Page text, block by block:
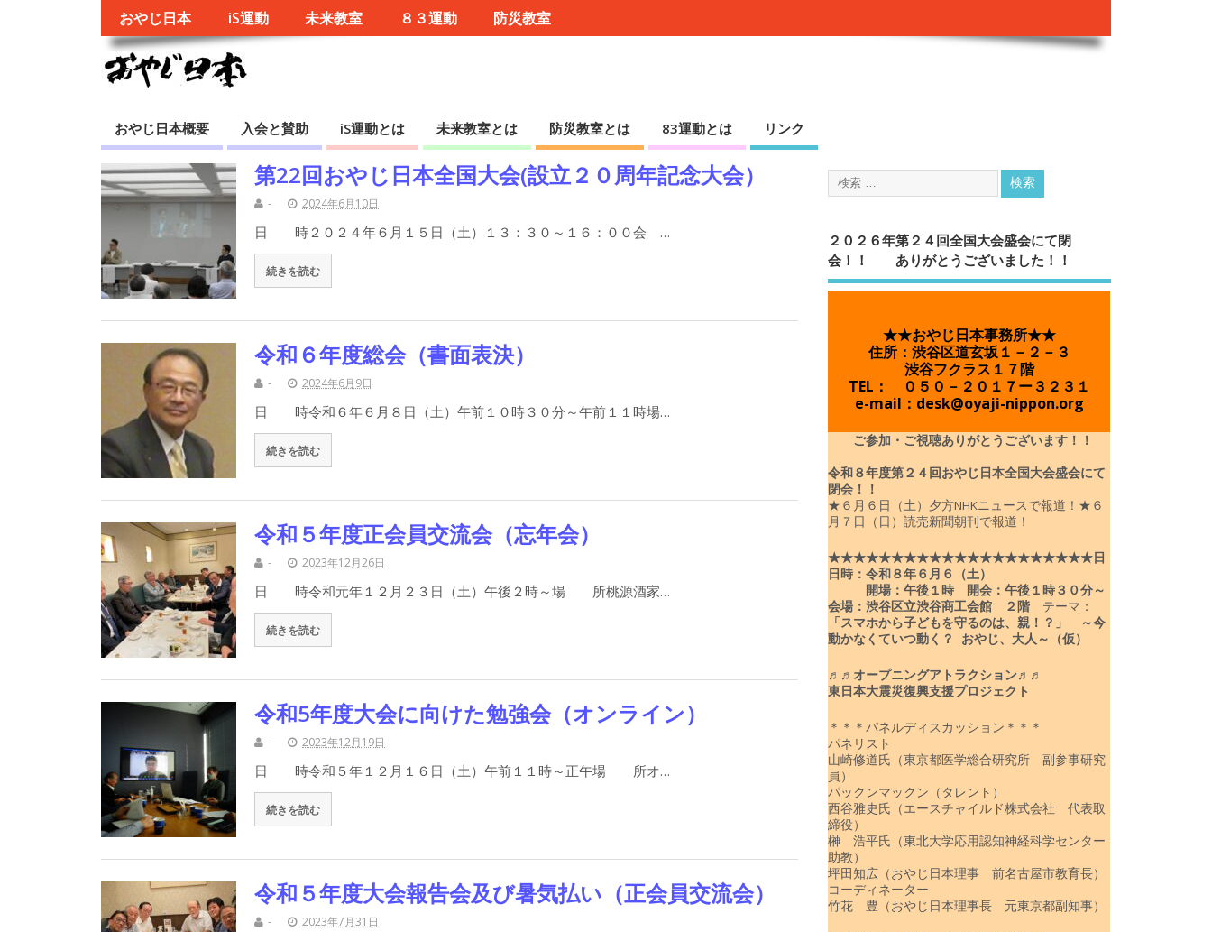
おやじ日本 iS運動 未来教室 ８３運動 防災教室
おやじ日本概要 入会と賛助 iS運動とは 未来教室とは 防災教室とは 83運動とは リンク
第22回おやじ日本全国大会(設立２０周年記念大会）
- 2024年6月10日
日 時２０２４年６月１５日（土）１３：３０～１６：００会 …
続きを読む
令和６年度総会（書面表決）
- 2024年6月9日
日 時令和６年６月８日（土）午前１０時３０分～午前１１時場…
続きを読む
令和５年度正会員交流会（忘年会）
- 2023年12月26日
日 時令和元年１２月２３日（土）午後２時～場 所桃源酒家…
続きを読む
令和5年度大会に向けた勉強会（オンライン）
- 2023年12月19日
日 時令和５年１２月１６日（土）午前１１時～正午場 所オ…
続きを読む
令和５年度大会報告会及び暑気払い（正会員交流会）
- 2023年7月31日
２０２６年第２４回全国大会盛会にて閉
会！！ ありがとうございました！！
★★おやじ日本事務所★★
住所：渋谷区道玄坂１－２－３
渋谷フクラス１７階
TEL： ０５０－２０１７ー３２３１
e-mail：desk@oyaji-nippon.org
ご参加・ご視聴ありがとうございます！！
令和８年度第２４回おやじ日本全国大会盛会にて
閉会！！
★６月６日（土）夕方NHKニュースで報道！ ★６
月７日（日）読売新聞朝刊で報道！
★★★★★★★★★★★★★★★★★★★★★日
日時：令和８年６月６（土）
開場：午後１時 開会：午後１時３０分～
会場：渋谷区立渋谷商工会館 ２階 テーマ：
「スマホから子どもを守るのは、親！？」
～今
動かなくていつ動く？ おやじ、大人～（仮）
♬♬オープニングアトラクション♬♬
東日本大震災復興支援プロジェクト
＊＊＊パネルディスカッション＊＊＊
パネリスト
山崎修道氏（東京都医学総合研究所 副参事研究
員）
パックンマックン（タレント）
西谷雅史氏（エースチャイルド株式会社 代表取
締役）
榊 浩平氏（東北大学応用認知神経科学センター
助教）
坪田知広（おやじ日本理事 前名古屋市教育長）
コーディネーター
竹花 豊（おやじ日本理事長 元東京都副知事）